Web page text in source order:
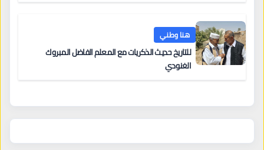
هنا وطني
للتاريخ حديث الذكريات مع المعلم الفاضل المبروك
الغنودي